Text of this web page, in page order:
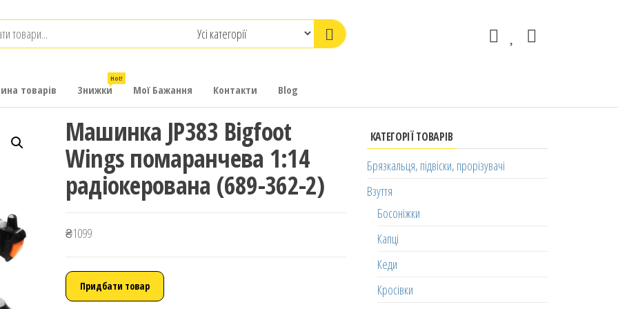
товарів Знижки
Hot!
Мої Бажання Контакти Blog
Машинка JP383 Bigfoot
Wings помаранчева 1:14
радіокерована (689-362-2)
₴1099
Придбати товар
КАТЕГОРІЇ ТОВАРІВ
Брязкальця, підвіски, прорізувачі
Взуття
Босоніжки
Капці
Кеди
Кросівки